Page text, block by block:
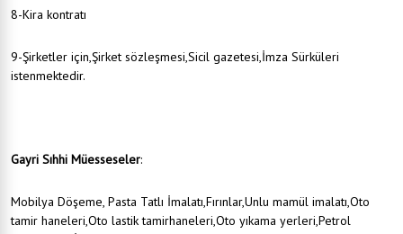
8-Kira kontratı
9-Şirketler için,Şirket sözleşmesi,Sicil gazetesi,İmza Sürküleri
istenmektedir.
Gayri Sıhhi Müesseseler:
Mobilya Döşeme, Pasta Tatlı İmalatı,Fırınlar,Unlu mamül imalatı,Oto
tamir haneleri,Oto lastik tamirhaneleri,Oto yıkama yerleri,Petrol